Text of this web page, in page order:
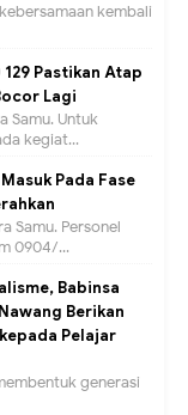
kembali
Pastikan Atap
Lagi
Samu. Untuk
kegiat...
Pada Fase
Samu. Personel
0904/...
Babinsa
Berikan
Pelajar
generasi